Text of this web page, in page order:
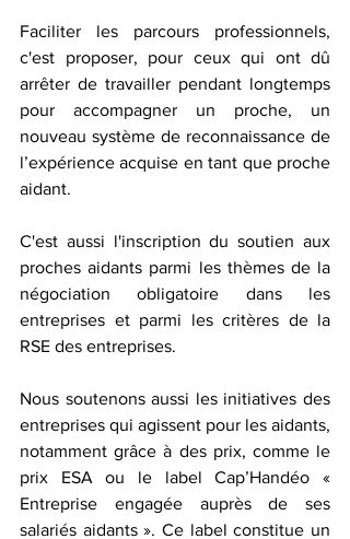
Faciliter les parcours professionnels,
c'est proposer, pour ceux qui ont dû
arrêter de travailler pendant longtemps
pour accompagner un proche, un
nouveau système de reconnaissance de
l’expérience acquise en tant que proche
aidant.
C'est aussi l'inscription du soutien aux
proches aidants parmi les thèmes de la
négociation obligatoire dans les
entreprises et parmi les critères de la
RSE des entreprises.
Nous soutenons aussi les initiatives des
entreprises qui agissent pour les aidants,
notamment grâce à des prix, comme le
prix ESA ou le label Cap’Handéo «
Entreprise engagée auprès de ses
salariés aidants ». Ce label constitue un